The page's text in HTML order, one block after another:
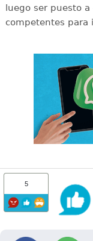
luego ser puesto
competentes para
5